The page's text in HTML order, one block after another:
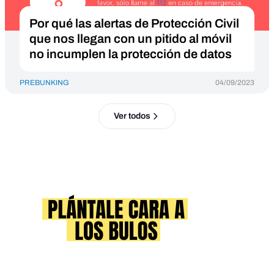
Por qué las alertas de Protección Civil
que nos llegan con un pitido al móvil
no incumplen la protección de datos
PREBUNKING 04/09/2023
Ver todos